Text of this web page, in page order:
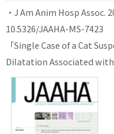
・J Am Anim Hosp Assoc.
10.5326/JAAHA-MS-7423
「Single Case of a Cat
Dilatation Associated